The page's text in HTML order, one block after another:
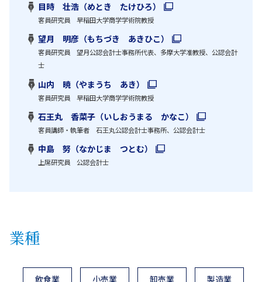
目時 壮浩（めとき たけひろ）
客員研究員 早稲田大学商学学術院教授
望月 明彦（もちづき あきひこ）
客員研究員 望月公認会計士事務所代表、多摩大学准教授、公認会計
士
山内 暁（やまうち あき）
客員研究員 早稲田大学商学学術院教授
石王丸 香菜子（いしおうまる かなこ）
客員講師・執筆者 石王丸公認会計士事務所、公認会計士
中島 努（なかじま つとむ）
上席研究員 公認会計士
業種
飲食業 小売業 卸売業 製造業